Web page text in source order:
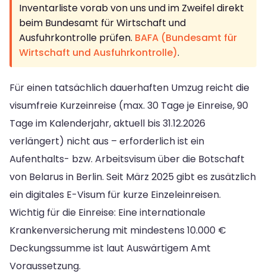
Inventarliste vorab von uns und im Zweifel direkt
beim Bundesamt für Wirtschaft und
Ausfuhrkontrolle prüfen. BAFA (Bundesamt für
Wirtschaft und Ausfuhrkontrolle).
Für einen tatsächlich dauerhaften Umzug reicht die
visumfreie Kurzeinreise (max. 30 Tage je Einreise, 90
Tage im Kalenderjahr, aktuell bis 31.12.2026
verlängert) nicht aus – erforderlich ist ein
Aufenthalts- bzw. Arbeitsvisum über die Botschaft
von Belarus in Berlin. Seit März 2025 gibt es zusätzlich
ein digitales E-Visum für kurze Einzeleinreisen.
Wichtig für die Einreise: Eine internationale
Krankenversicherung mit mindestens 10.000 €
Deckungssumme ist laut Auswärtigem Amt
Voraussetzung.